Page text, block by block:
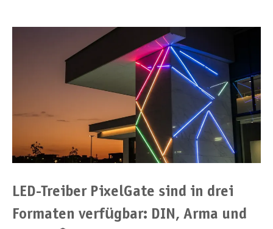
LED-Treiber PixelGate sind in drei
Formaten verfügbar: DIN, Arma und